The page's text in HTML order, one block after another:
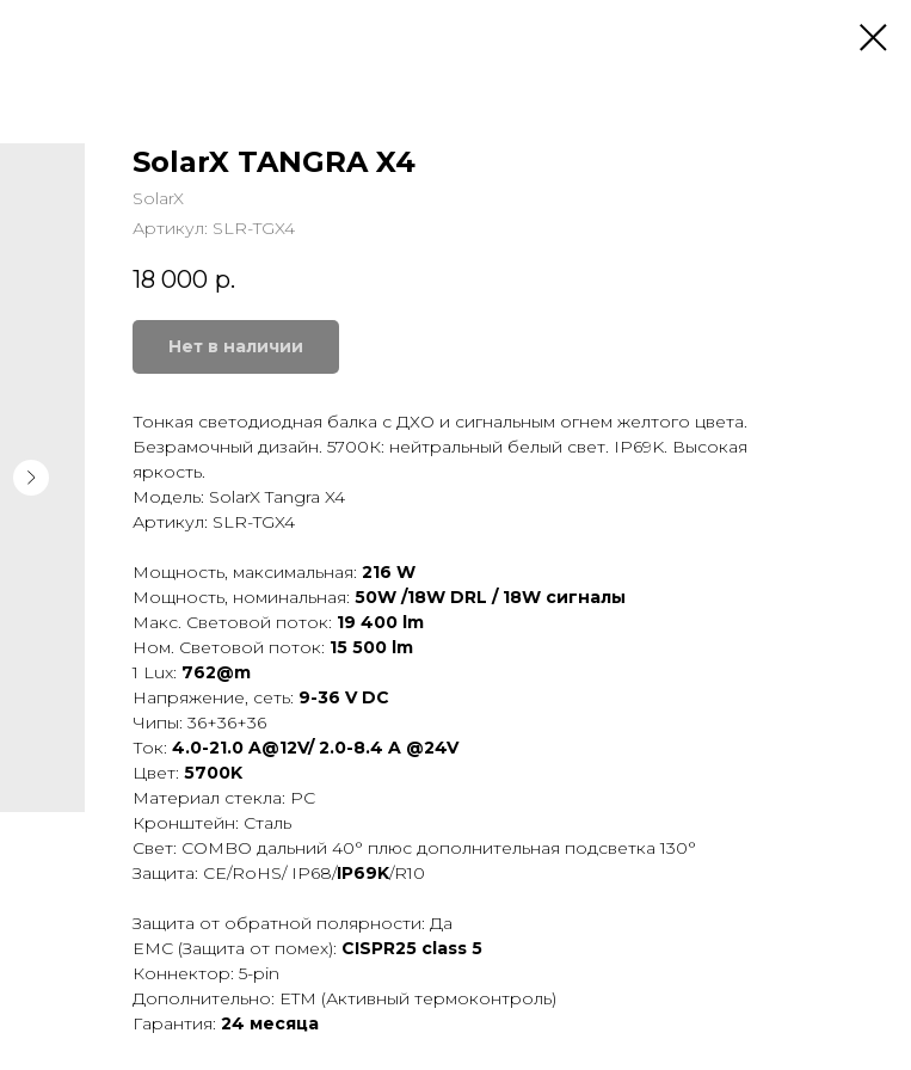
SolarX TANGRA X4
SolarX
Артикул: SLR-TGX4
18 000 р.
Нет в наличии
Тонкая светодиодная балка с ДХО и сигнальным огнем желтого цвета.
Безрамочный дизайн. 5700К: нейтральный белый свет. IP69K. Высокая
яркость.
Модель: SolarX Tangra X4
Артикул: SLR-TGX4
Мощность, максимальная: 216 W
Мощность, номинальная: 50W /18W DRL / 18W сигналы
Макс. Световой поток: 19 400 lm
Ном. Световой поток: 15 500 lm
1 Lux: 762@m
Напряжение, сеть: 9-36 V DC
Чипы: 36+36+36
Ток: 4.0-21.0 A@12V/ 2.0-8.4 A @24V
Цвет: 5700K
Материал стекла: PC
Кронштейн: Сталь
Свет: COMBO дальний 40° плюс дополнительная подсветка 130°
Защита: CE/RoHS/ IP68/IP69K/R10
Защита от обратной полярности: Да
EMC (Защита от помех): CISPR25 class 5
Коннектор: 5-pin
Дополнительно: ETM (Активный термоконтроль)
Гарантия: 24 месяца